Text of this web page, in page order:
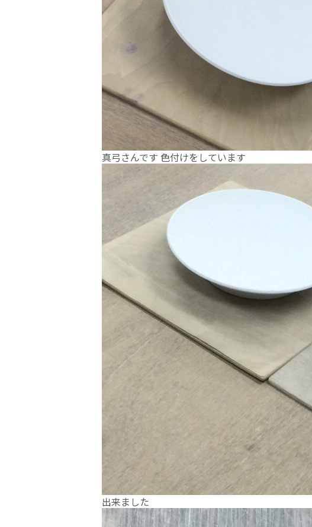
真弓さんです 色付けをしています
出来ました